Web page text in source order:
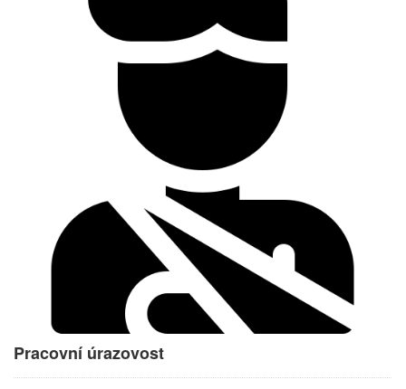
Pracovní úrazovost